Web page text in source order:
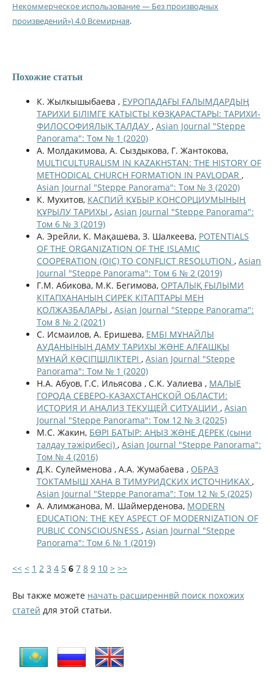
Некоммерческое использование — Без производных
произведений») 4.0 Всемирная.
Похожие статьи
К. Жылкышыбаева , ЕУРОПАДАҒЫ ҒАЛЫМДАРДЫҢ
ТАРИХИ БІЛІМГЕ ҚАТЫСТЫ КӨЗҚАРАСТАРЫ: ТАРИХИ-
ФИЛОСОФИЯЛЫҚ ТАЛДАУ , Asian Journal "Steppe
Panorama": Том № 1 (2020)
А. Молдакимова, А. Сыздыкова, Г. Жантокова,
MULTICULTURALISM IN KAZAKHSTAN: THE HISTORY OF
METHODICAL CHURCH FORMATION IN PAVLODAR ,
Asian Journal "Steppe Panorama": Том № 3 (2020)
К. Мухитов, КАСПИЙ ҚҰБЫР КОНСОРЦИУМЫНЫҢ
ҚҰРЫЛУ ТАРИХЫ , Asian Journal "Steppe Panorama":
Том 6 № 3 (2019)
А. Эрейли, К. Мақашева, З. Шалкеева, POTENTIALS
OF THE ORGANIZATION OF THE ISLAMIC
COOPERATION (OIC) TO CONFLICT RESOLUTION , Asian
Journal "Steppe Panorama": Том 6 № 2 (2019)
Г.М. Абикова, М.К. Бегимова, ОРТАЛЫҚ ҒЫЛЫМИ
КІТАПХАНАНЫҢ СИРЕК КІТАПТАРЫ МЕН
ҚОЛЖАЗБАЛАРЫ , Asian Journal "Steppe Panorama":
Том 8 № 2 (2021)
С. Исмаилов, А. Еришева, ЕМБІ МҰНАЙЛЫ
АУДАНЫНЫҢ ДАМУ ТАРИХЫ ЖƏНЕ АЛҒАШҚЫ
МҰНАЙ КƏСІПШІЛІКТЕРІ , Asian Journal "Steppe
Panorama": Том № 1 (2020)
Н.А. Абуов, Г.С. Ильясова , С.К. Уалиева , МАЛЫЕ
ГОРОДА СЕВЕРО-КАЗАХСТАНСКОЙ ОБЛАСТИ:
ИСТОРИЯ И АНАЛИЗ ТЕКУЩЕЙ СИТУАЦИИ , Asian
Journal "Steppe Panorama": Том 12 № 3 (2025)
М.С. Жакин, БӨРІ БАТЫР: АҢЫЗ ЖƏНЕ ДЕРЕК (сыни
талдау тәжірибесі) , Asian Journal "Steppe Panorama":
Том № 4 (2016)
Д.К. Сулейменова , А.А. Жумабаева , ОБРАЗ
ТОКТАМЫШ ХАНА В ТИМУРИДСКИХ ИСТОЧНИКАХ ,
Asian Journal "Steppe Panorama": Том 12 № 5 (2025)
А. Алимжанова, М. Шаймерденова, MODERN
EDUCATION: THE KEY ASPECT OF MODERNIZATION OF
PUBLIC CONSCIOUSNESS , Asian Journal "Steppe
Panorama": Том 6 № 1 (2019)
<< < 1 2 3 4 5 6 7 8 9 10 > >>
Вы также можете начать расширеннвй поиск похожих
статей для этой статьи.